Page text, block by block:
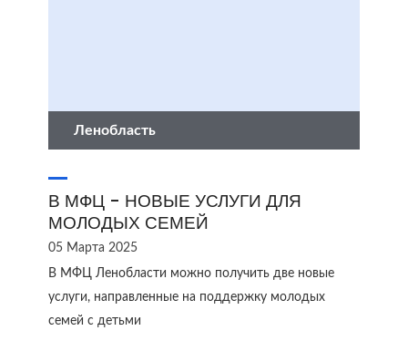
Ленобласть
В МФЦ - НОВЫЕ УСЛУГИ ДЛЯ
МОЛОДЫХ СЕМЕЙ
05 Марта 2025
В МФЦ Ленобласти можно получить две новые
услуги, направленные на поддержку молодых
семей с детьми